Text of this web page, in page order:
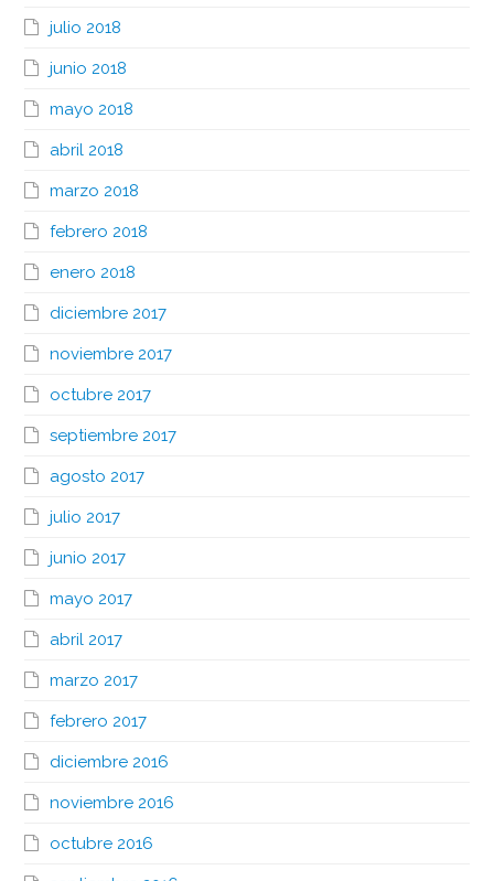
julio 2018
junio 2018
mayo 2018
abril 2018
marzo 2018
febrero 2018
enero 2018
diciembre 2017
noviembre 2017
octubre 2017
septiembre 2017
agosto 2017
julio 2017
junio 2017
mayo 2017
abril 2017
marzo 2017
febrero 2017
diciembre 2016
noviembre 2016
octubre 2016